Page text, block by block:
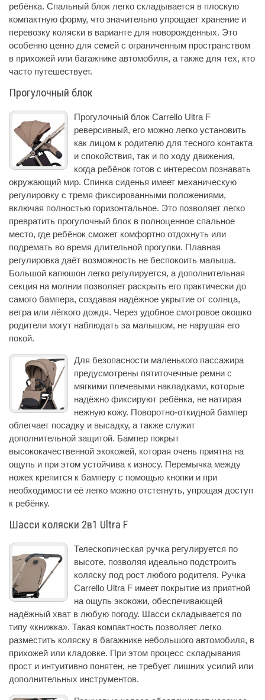
ребёнка. Спальный блок легко складывается в плоскую
компактную форму, что значительно упрощает хранение и
перевозку коляски в варианте для новорожденных. Это
особенно ценно для семей с ограниченным пространством
в прихожей или багажнике автомобиля, а также для тех, кто
часто путешествует.
Прогулочный блок
Прогулочный блок Carrello Ultra F
реверсивный, его можно легко установить
как лицом к родителю для тесного контакта
и спокойствия, так и по ходу движения,
когда ребёнок готов с интересом познавать
окружающий мир. Спинка сиденья имеет механическую
регулировку с тремя фиксированными положениями,
включая полностью горизонтальное. Это позволяет легко
превратить прогулочный блок в полноценное спальное
место, где ребёнок сможет комфортно отдохнуть или
подремать во время длительной прогулки. Плавная
регулировка даёт возможность не беспокоить малыша.
Большой капюшон легко регулируется, а дополнительная
секция на молнии позволяет раскрыть его практически до
самого бампера, создавая надёжное укрытие от солнца,
ветра или лёгкого дождя. Через удобное смотровое окошко
родители могут наблюдать за малышом, не нарушая его
покой.
Для безопасности маленького пассажира
предусмотрены пятиточечные ремни с
мягкими плечевыми накладками, которые
надёжно фиксируют ребёнка, не натирая
нежную кожу. Поворотно-откидной бампер
облегчает посадку и высадку, а также служит
дополнительной защитой. Бампер покрыт
высококачественной экокожей, которая очень приятна на
ощупь и при этом устойчива к износу. Перемычка между
ножек крепится к бамперу с помощью кнопки и при
необходимости её легко можно отстегнуть, упрощая доступ
к ребёнку.
Шасси коляски 2в1 Ultra F
Телескопическая ручка регулируется по
высоте, позволяя идеально подстроить
коляску под рост любого родителя. Ручка
Carrello Ultra F имеет покрытие из приятной
на ощупь экокожи, обеспечивающей
надёжный хват в любую погоду. Шасси складывается по
типу «книжка». Такая компактность позволяет легко
разместить коляску в багажнике небольшого автомобиля, в
прихожей или кладовке. При этом процесс складывания
прост и интуитивно понятен, не требует лишних усилий или
дополнительных инструментов.